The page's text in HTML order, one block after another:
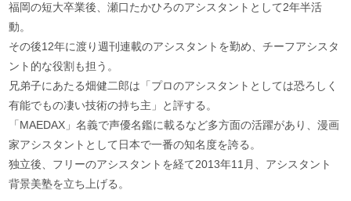
福岡の短大卒業後、瀬口たかひろのアシスタントとして2年半活
動。
その後12年に渡り週刊連載のアシスタントを勤め、チーフアシスタ
ント的な役割も担う。
兄弟子にあたる畑健二郎は「プロのアシスタントとしては恐ろしく
有能でもの凄い技術の持ち主」と評する。
「MAEDAX」名義で声優名鑑に載るなど多方面の活躍があり、漫画
家アシスタントとして日本で一番の知名度を誇る。
独立後、フリーのアシスタントを経て2013年11月、アシスタント
背景美塾を立ち上げる。